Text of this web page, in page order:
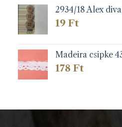
2934/18 Alex
19 Ft
Madeira csipke
178 Ft